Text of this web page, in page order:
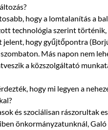
bb, hogy a lomtalanítás a
technológia szerint történik,
jelent, hogy gyűjtőpontra
Más napon nem
a közszolgáltató
hogy mi legyen a
és szociálisan rászorultak
önkormányzatunknál,